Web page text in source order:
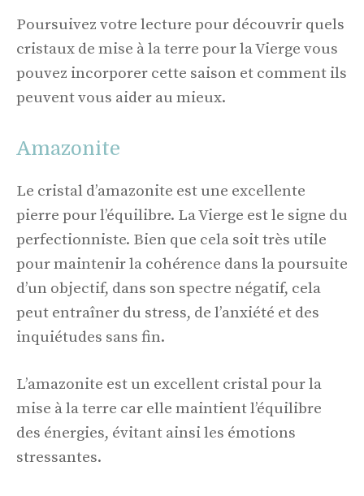
Poursuivez votre lecture pour découvrir quels
cristaux de mise à la terre pour la Vierge vous
pouvez incorporer cette saison et comment ils
peuvent vous aider au mieux.
Amazonite
Le cristal d’amazonite est une excellente
pierre pour l’équilibre. La Vierge est le signe du
perfectionniste. Bien que cela soit très utile
pour maintenir la cohérence dans la poursuite
d’un objectif, dans son spectre négatif, cela
peut entraîner du stress, de l’anxiété et des
inquiétudes sans fin.
L’amazonite est un excellent cristal pour la
mise à la terre car elle maintient l’équilibre
des énergies, évitant ainsi les émotions
stressantes.